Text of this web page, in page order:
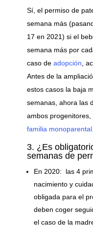
Sí, el permiso de
semana más
17 en 2021) si el
semana más por
caso de adopción ,
Antes de la
estos casos la baja
semanas, ahora las
ambos
familia monoparental.
3. ¿Es
semanas de
En 2020: las 4
nacimiento y
obligada para el
deben coger
el caso de la